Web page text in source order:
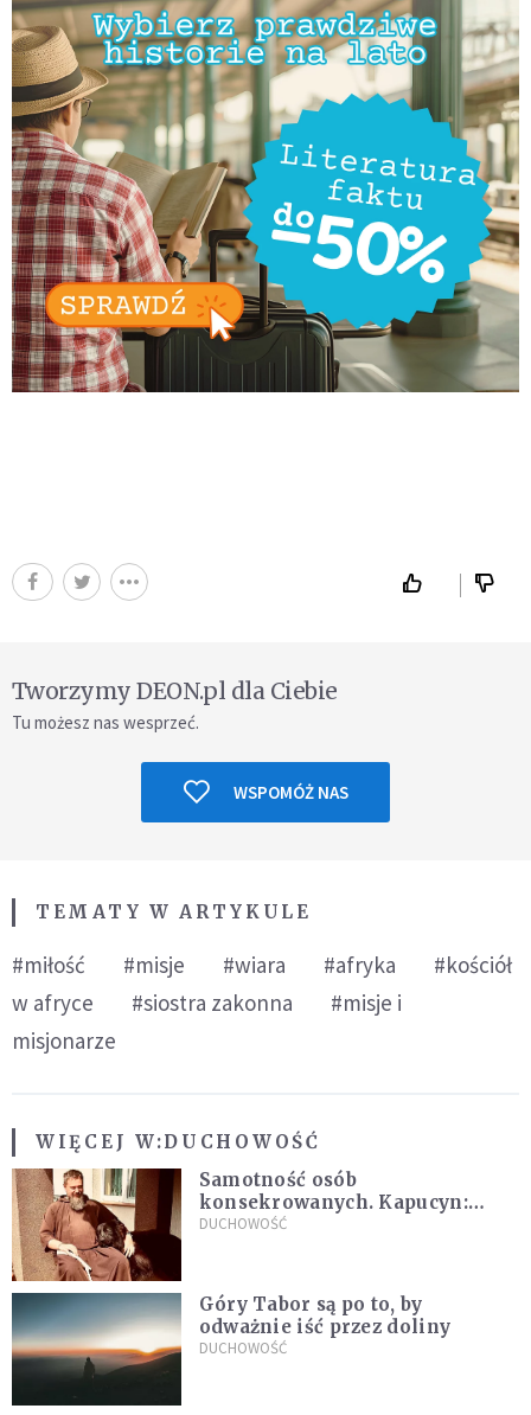
Tworzymy DEON.pl dla Ciebie
Tu możesz nas wesprzeć.
WSPOMÓŻ NAS
TEMATY W ARTYKULE
#miłość #misje #wiara #afryka
#kościół
w afryce
#siostra zakonna
#misje i
misjonarze
WIĘCEJ W:DUCHOWOŚĆ
Samotność osób
konsekrowanych. Kapucyn:
Życie w pojedynkę rzadko jest
DUCHOWOŚĆ
Góry Tabor są po to, by
odważnie iść przez doliny
DUCHOWOŚĆ